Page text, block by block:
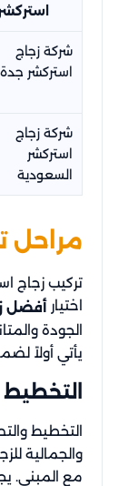
شركة زجاج
استركشر جدة
شركة زجاج
استركشر
السعودية
مراحل
تركيب زجاج
اختيار أفضل
الجودة
يأتي أولاً
التخطيط
والجمالية
مع المبنى.